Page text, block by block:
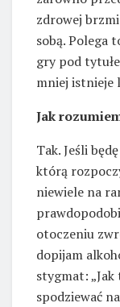
zdrowej
sobą. Polega
gry pod
mniej istnieje
Jak
Tak. Jeśli
którą
niewiele na
otoczeniu
dopijam
stygmat: „Jak
spodziewać